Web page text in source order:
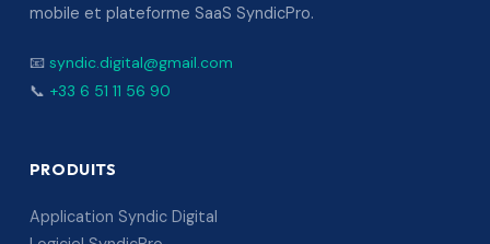
mobile et plateforme SaaS SyndicPro.
📧 syndic.digital@gmail.com
📞 +33 6 51 11 56 90
PRODUITS
Application Syndic Digital